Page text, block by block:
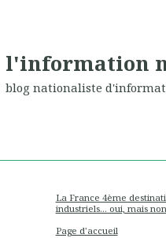
l'information
blog nationaliste
La France 4ème
industriels… oui, mais
Page d'accueil